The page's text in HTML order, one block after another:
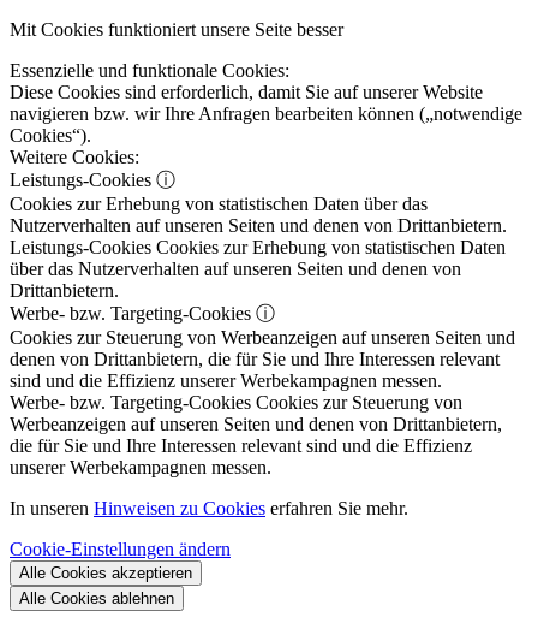
Mit Cookies funktioniert unsere Seite besser
Essenzielle und funktionale Cookies:
Diese Cookies sind erforderlich, damit Sie auf unserer Website
navigieren bzw. wir Ihre Anfragen bearbeiten können („notwendige
Cookies“).
Weitere Cookies:
Leistungs-Cookies ⓘ
Cookies zur Erhebung von statistischen Daten über das
Nutzerverhalten auf unseren Seiten und denen von Drittanbietern.
Leistungs-Cookies Cookies zur Erhebung von statistischen Daten
über das Nutzerverhalten auf unseren Seiten und denen von
Drittanbietern.
Werbe- bzw. Targeting-Cookies ⓘ
Cookies zur Steuerung von Werbeanzeigen auf unseren Seiten und
denen von Drittanbietern, die für Sie und Ihre Interessen relevant
sind und die Effizienz unserer Werbekampagnen messen.
Werbe- bzw. Targeting-Cookies Cookies zur Steuerung von
Werbeanzeigen auf unseren Seiten und denen von Drittanbietern,
die für Sie und Ihre Interessen relevant sind und die Effizienz
unserer Werbekampagnen messen.
In unseren Hinweisen zu Cookies erfahren Sie mehr.
Cookie-Einstellungen ändern
Alle Cookies akzeptieren
Alle Cookies ablehnen